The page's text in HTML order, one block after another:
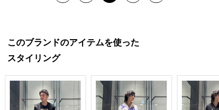
このブランドのアイテムを使った
スタイリング